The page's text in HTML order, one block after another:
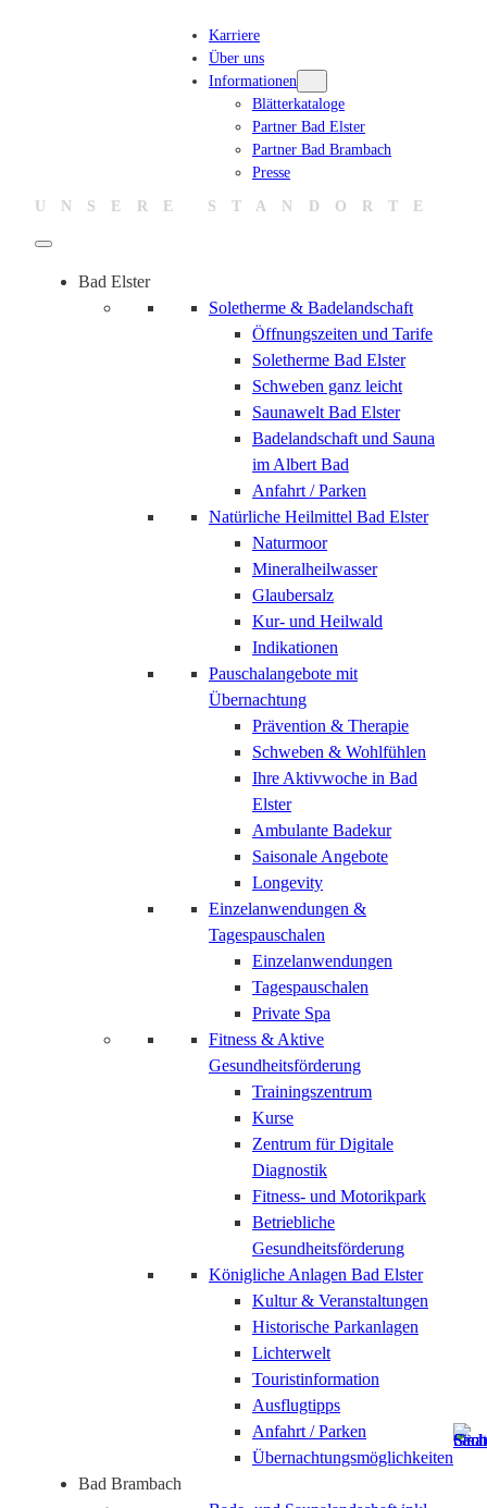
Karriere
Über uns
Informationen
Blätterkataloge
Partner Bad Elster
Partner Bad Brambach
Presse
UNSERE STANDORTE
Bad Elster
Soletherme & Badelandschaft
Öffnungszeiten und Tarife
Soletherme Bad Elster
Schweben ganz leicht
Saunawelt Bad Elster
Badelandschaft und Sauna
im Albert Bad
Anfahrt / Parken
Natürliche Heilmittel Bad Elster
Naturmoor
Mineralheilwasser
Glaubersalz
Kur- und Heilwald
Indikationen
Pauschalangebote mit
Übernachtung
Prävention & Therapie
Schweben & Wohlfühlen
Ihre Aktivwoche in Bad
Elster
Ambulante Badekur
Saisonale Angebote
Longevity
Einzelanwendungen &
Tagespauschalen
Einzelanwendungen
Tagespauschalen
Private Spa
Fitness & Aktive
Gesundheitsförderung
Trainingszentrum
Kurse
Zentrum für Digitale
Diagnostik
Fitness- und Motorikpark
Betriebliche
Gesundheitsförderung
Königliche Anlagen Bad Elster
Kultur & Veranstaltungen
Historische Parkanlagen
Lichterwelt
Touristinformation
Ausflugtipps
Anfahrt / Parken
Übernachtungsmöglichkeiten
Bad Brambach